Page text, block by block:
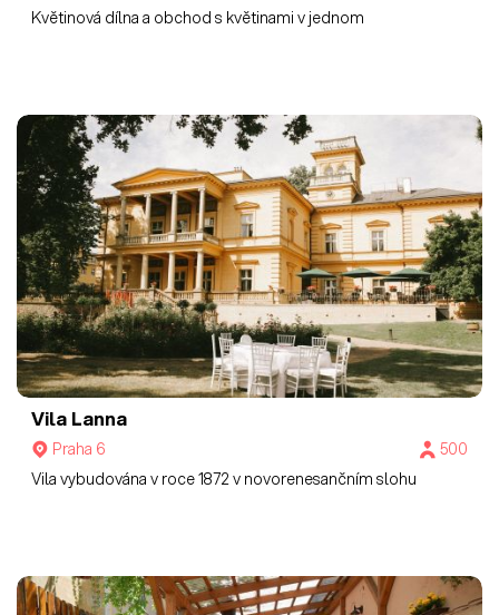
Květinová dílna a obchod s květinami v jednom
Vila Lanna
Praha 6
500
Vila vybudována v roce 1872 v novorenesančním slohu